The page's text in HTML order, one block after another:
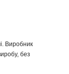
Виробник
без